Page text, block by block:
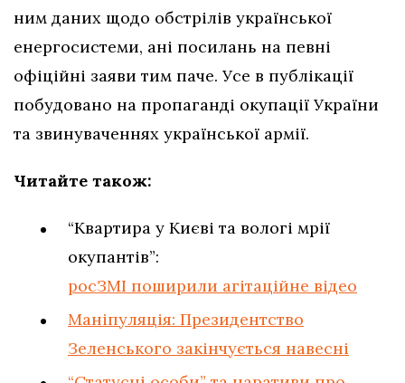
ним даних щодо обстрілів української
енергосистеми, ані посилань на певні
офіційні заяви тим паче. Усе в публікації
побудовано на пропаганді окупації України
та звинуваченнях української армії.
Читайте також:
“Квартира у Києві та вологі мрії
окупантів”:
росЗМІ поширили агітаційне відео
Маніпуляція: Президентство
Зеленського закінчується навесні